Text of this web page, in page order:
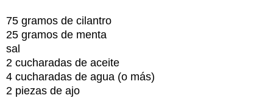
75 gramos de cilantro
25 gramos de menta
sal
2 cucharadas de aceite
4 cucharadas de agua (o más)
2 piezas de ajo